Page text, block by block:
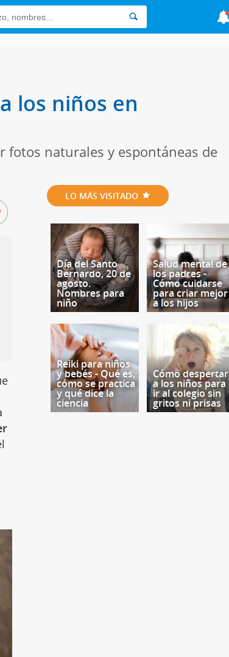
los niños en
fotos naturales y espontáneas de
LO MÁS VISITADO
Día del Santo
Bernardo, 20 de
agosto.
Nombres para
niño
Salud mental de
los padres -
Cómo cuidarse
para criar mejor
a los hijos
Reiki para niños
y bebés - Qué es,
cómo se practica
y qué dice la
ciencia
Cómo despertar
a los niños para
ir al colegio sin
gritos ni prisas